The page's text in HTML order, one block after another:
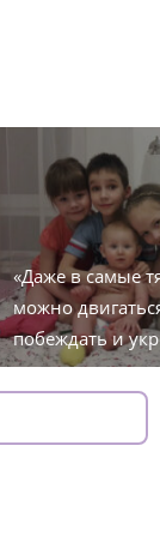
«Даже в самые
можно
побеждать и